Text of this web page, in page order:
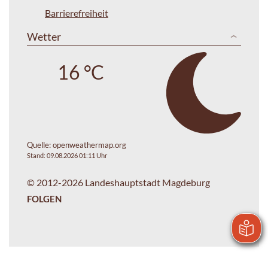
Barrierefreiheit
Wetter
16 °C
Quelle:openweathermap.org
Stand: 09.08.2026 01:11 Uhr
© 2012-2026 Landeshauptstadt Magdeburg
FOLGEN